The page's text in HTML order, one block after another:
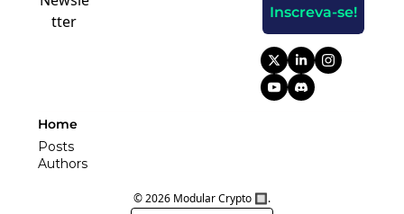
Inscreva-se!
Home
Posts
Authors
© 2026 Modular Crypto 🔲.